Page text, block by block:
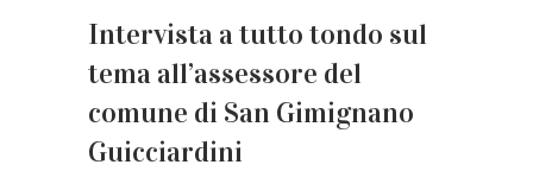
Intervista a tutto tondo sul
tema all’assessore del
comune di San Gimignano
Guicciardini